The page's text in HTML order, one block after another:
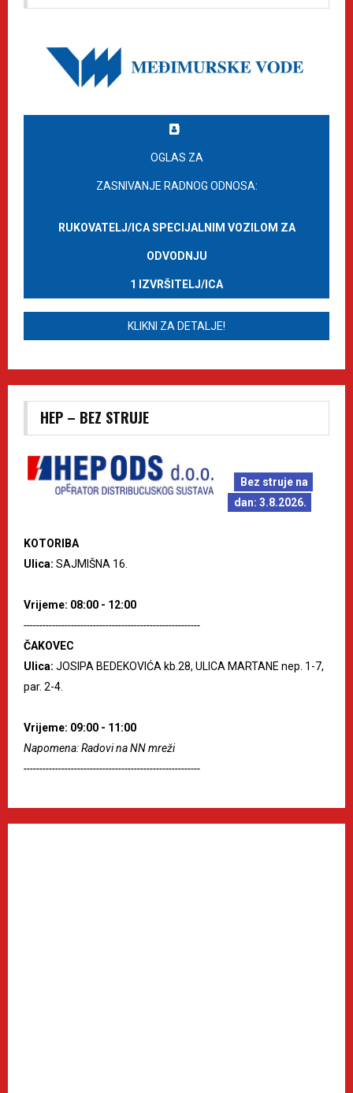
OGLAS ZA
ZASNIVANJE RADNOG ODNOSA:
RUKOVATELJ/ICA SPECIJALNIM VOZILOM ZA
ODVODNJU
1 IZVRŠITELJ/ICA
KLIKNI ZA DETALJE!
HEP – BEZ STRUJE
Bez struje na
dan: 3.8.2026.
KOTORIBA
Ulica: SAJMIŠNA 16.
Vrijeme: 08:00 - 12:00
--------------------------------------------------------
ČAKOVEC
Ulica: JOSIPA BEDEKOVIĆA kb.28, ULICA MARTANE nep. 1-7,
par. 2-4.
Vrijeme: 09:00 - 11:00
Napomena: Radovi na NN mreži
--------------------------------------------------------